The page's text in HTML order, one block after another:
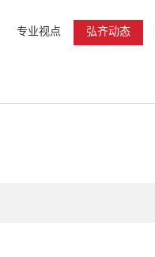
专业视点 弘齐动态